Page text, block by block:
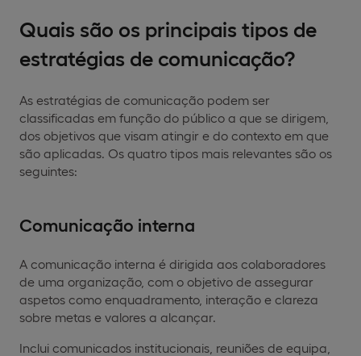
Quais são os principais tipos de
estratégias de comunicação?
As estratégias de comunicação podem ser
classificadas em função do público a que se dirigem,
dos objetivos que visam atingir e do contexto em que
são aplicadas. Os quatro tipos mais relevantes são os
seguintes:
Comunicação interna
A comunicação interna é dirigida aos colaboradores
de uma organização, com o objetivo de assegurar
aspetos como enquadramento, interação e clareza
sobre metas e valores a alcançar.
Inclui comunicados institucionais, reuniões de equipa,